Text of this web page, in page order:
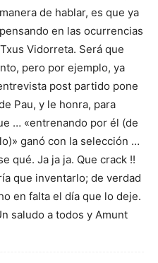
de hablar, es que ya
en las ocurrencias
Vidorreta. Será que
pero por ejemplo, ya
post partido pone
Pau, y le honra, para
… «entrenando por él (de
ganó con la selección …
qué. Ja ja ja. Que crack !!
que inventarlo; de verdad
en falta el día que lo deje.
saludo a todos y Amunt